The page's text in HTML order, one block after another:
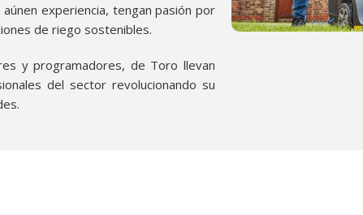
experiencia, tengan pasión por
de riego sostenibles.
y programadores, de Toro llevan
del sector revolucionando su